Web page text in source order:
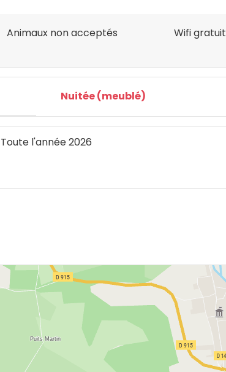
Animaux non acceptés Wifi gratuit
Nuitée (meublé)
Toute l'année 2026